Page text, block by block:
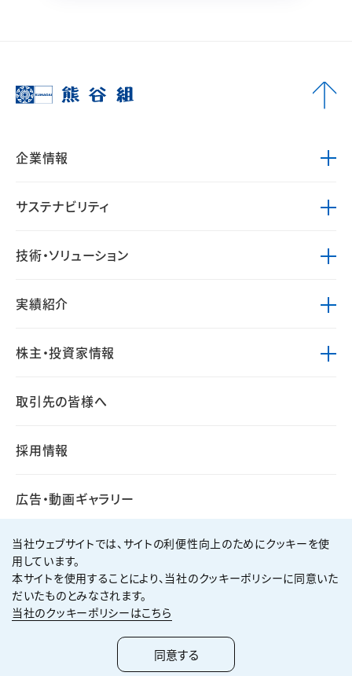
企業情報
サステナビリティ
技術・ソリューション
実績紹介
株主・投資家情報
取引先の皆様へ
採用情報
広告・動画ギャラリー
個人情報保護方針
サイト利用規約
サイトマップ
2026KUMAGAI GUMI CO.,LTD All Rights Reserved.
当社ウェブサイトでは、サイトの利便性向上のためにクッキーを使
用しています。
本サイトを使用することにより、当社のクッキーポリシーに同意いた
だいたものとみなされます。
当社のクッキーポリシーはこちら
同意する